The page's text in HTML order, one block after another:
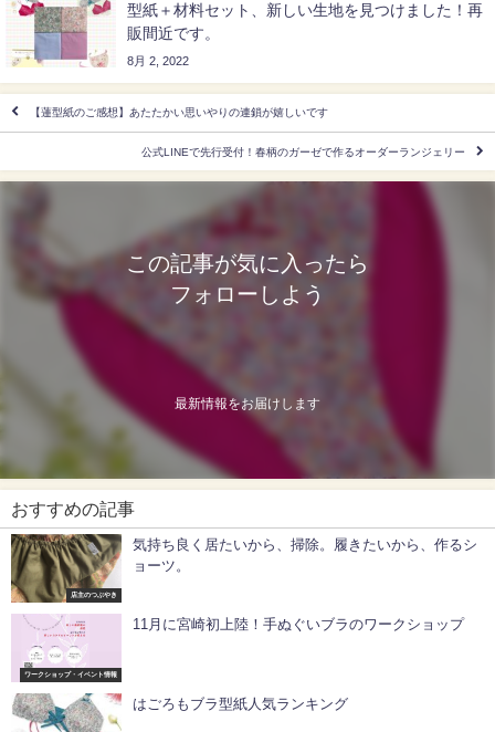
型紙＋材料セット、新しい生地を見つけました！再
販間近です。
8月 2, 2022
【蓮型紙のご感想】あたたかい思いやりの連鎖が嬉しいです
公式LINEで先行受付！春柄のガーゼで作るオーダーランジェリー
この記事が気に入ったら
フォローしよう
最新情報をお届けします
おすすめの記事
店主のつぶやき
気持ち良く居たいから、掃除。履きたいから、作るシ
ョーツ。
ワークショップ・イベント情報
11月に宮崎初上陸！手ぬぐいブラのワークショップ
はごろもブラ型紙人気ランキング